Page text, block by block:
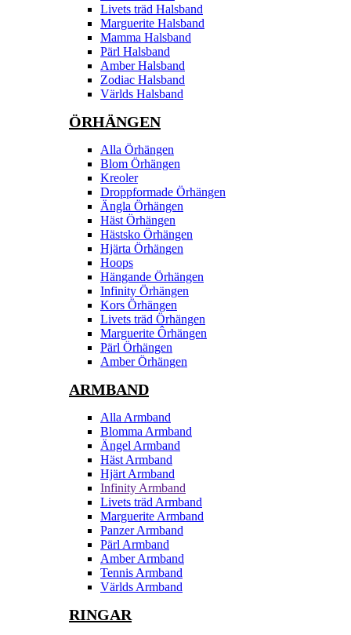
Livets träd Halsband
Marguerite Halsband
Mamma Halsband
Pärl Halsband
Amber Halsband
Zodiac Halsband
Världs Halsband
ÖRHÄNGEN
Alla Örhängen
Blom Örhängen
Kreoler
Droppformade Örhängen
Ängla Örhängen
Häst Örhängen
Hästsko Örhängen
Hjärta Örhängen
Hoops
Hängande Örhängen
Infinity Örhängen
Kors Örhängen
Livets träd Örhängen
Marguerite Ôrhängen
Pärl Örhängen
Amber Örhängen
ARMBAND
Alla Armband
Blomma Armband
Ängel Armband
Häst Armband
Hjärt Armband
Infinity Armband
Livets träd Armband
Marguerite Armband
Panzer Armband
Pärl Armband
Amber Armband
Tennis Armband
Världs Armband
RINGAR